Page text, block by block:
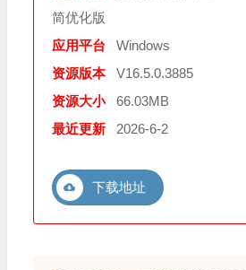
简优化版
应用平台
Windows
资源版本
V16.5.0.3885
资源大小
66.03MB
最近更新
2026-6-2
下载地址